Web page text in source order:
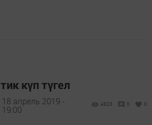
күп түгел
18 апрель 2019 -
19:00
4823 0 0